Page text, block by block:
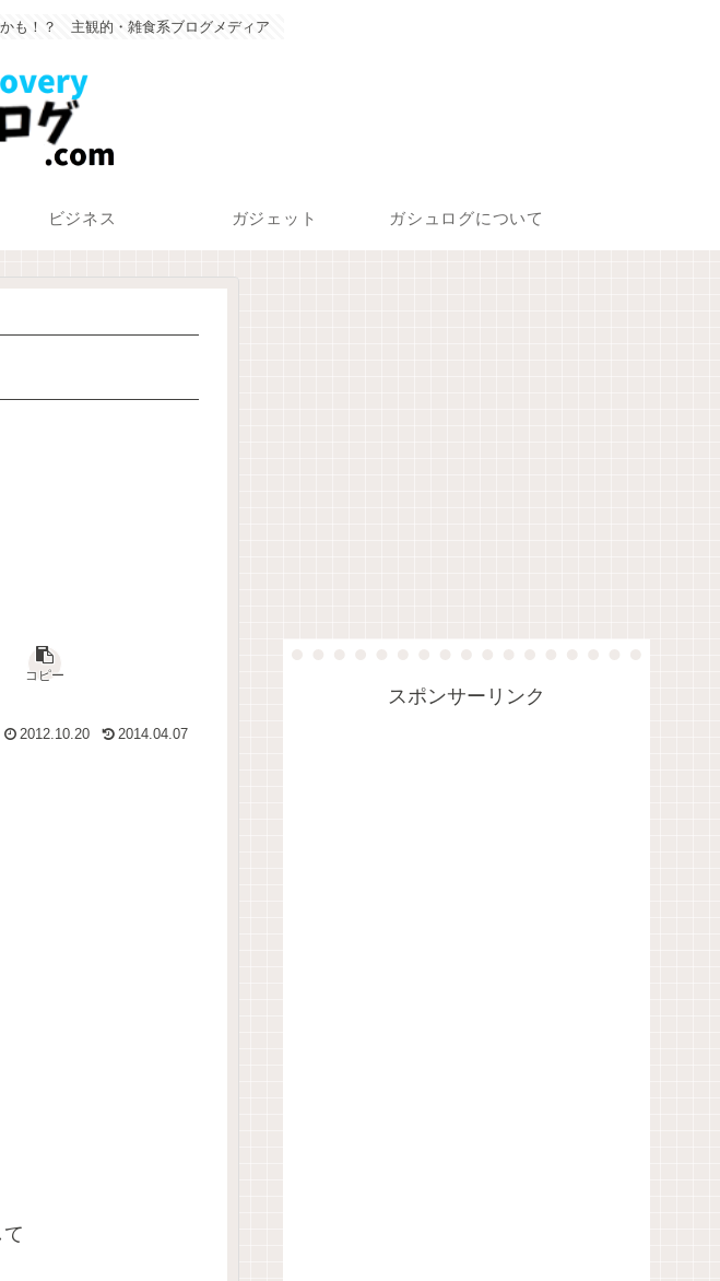
も！？ 主観的・雑食系ブログメディア
ビジネス ガジェット ガシュログについて
コピー
2012.10.20 2014.04.07
スポンサーリンク